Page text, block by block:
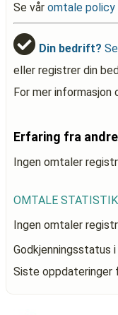
Se vår omtale policy
Din bedrift?
eller registrer din
For mer informasjon
Erfaring fra
Ingen omtaler
OMTALE
Ingen omtaler
Godkjenningsstatus
Siste oppdateringer